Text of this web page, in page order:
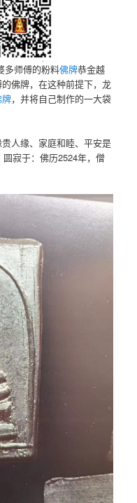
多师傅的粉料佛牌恭金越
佛牌，在这种前提下，龙
牌，并将自己制作的一大袋
人缘、家庭和睦、平安是
寂于：佛历2524年，僧